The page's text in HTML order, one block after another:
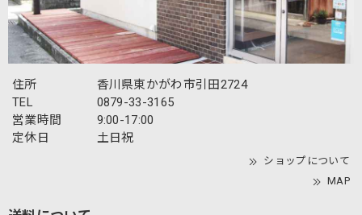
住所
香川県東かがわ市引田2724
TEL
0879-33-3165
営業時間
9:00-17:00
定休日
土日祝
ショップについて
MAP